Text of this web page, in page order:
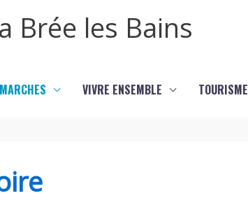
Brée les Bains
VIVRE ENSEMBLE TOURISME